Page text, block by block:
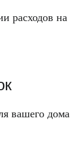
расходов на
вашего дома